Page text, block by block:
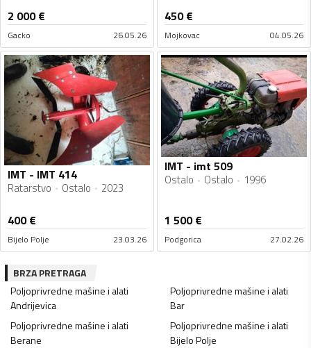
2 000€
Gacko 26.05.26
450€
Mojkovac 04.05.26
IMT - IMT 414
Ratarstvo Ostalo 2023
400€
Bijelo Polje 23.03.26
IMT - imt 509
Ostalo Ostalo 1996
1 500€
Podgorica 27.02.26
BRZA PRETRAGA
Poljoprivredne mašine i alati
Andrijevica
Poljoprivredne mašine i alati
Bar
Poljoprivredne mašine i alati
Berane
Poljoprivredne mašine i alati
Bijelo Polje